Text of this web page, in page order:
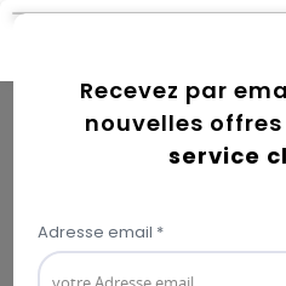
Error while getting